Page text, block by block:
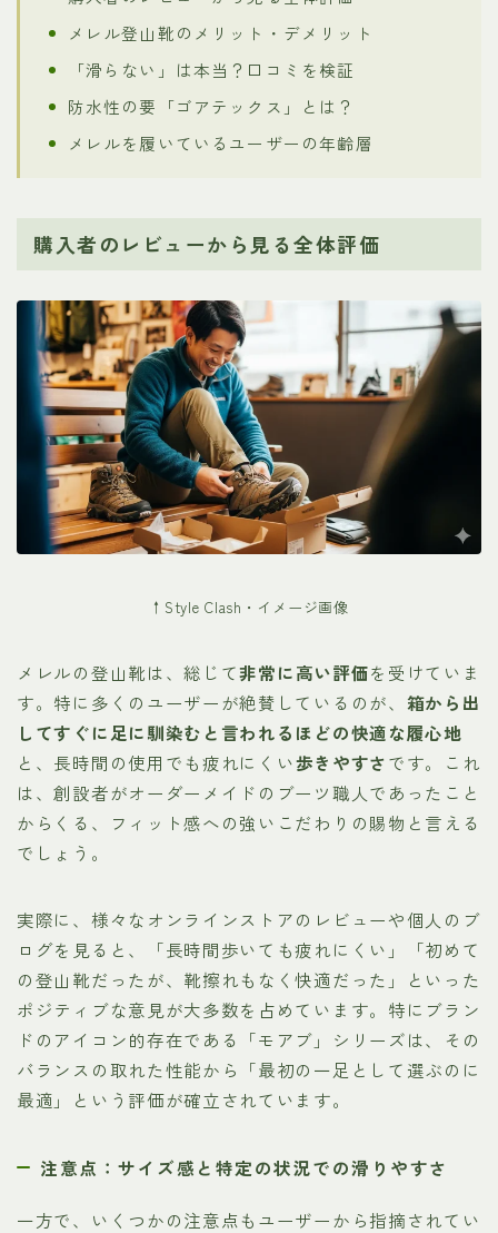
メレル登山靴のメリット・デメリット
「滑らない」は本当？口コミを検証
防水性の要「ゴアテックス」とは？
メレルを履いているユーザーの年齢層
購入者のレビューから見る全体評価
↑Style Clash・イメージ画像
メレルの登山靴は、総じて非常に高い評価を受けていま
す。特に多くのユーザーが絶賛しているのが、 箱から出
してすぐに足に馴染むと言われるほどの快適な履心地
と、長時間の使用でも疲れにくい歩きやすさです。これ
は、創設者がオーダーメイドのブーツ職人であったこと
からくる、フィット感への強いこだわりの賜物と言える
でしょう。
実際に、様々なオンラインストアのレビューや個人のブ
ログを見ると、「長時間歩いても疲れにくい」「初めて
の登山靴だったが、靴擦れもなく快適だった」といった
ポジティブな意見が大多数を占めています。特にブラン
ドのアイコン的存在である「モアブ」シリーズは、その
バランスの取れた性能から「最初の一足として選ぶのに
最適」という評価が確立されています。
注意点：サイズ感と特定の状況での滑りやすさ
一方で、いくつかの注意点もユーザーから指摘されてい